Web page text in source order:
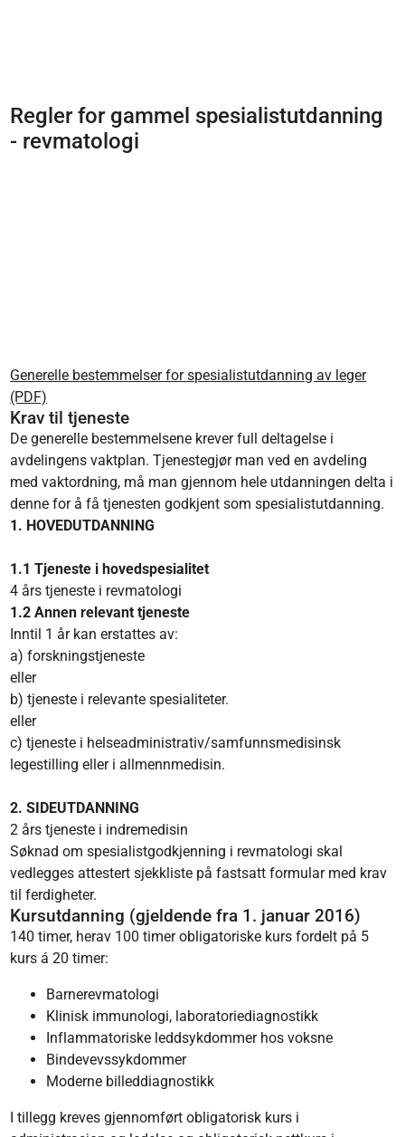
Regler for gammel spesialistutdanning
- revmatologi
Generelle bestemmelser for spesialistutdanning av leger
(PDF)
Krav til tjeneste
De generelle bestemmelsene krever full deltagelse i
avdelingens vaktplan. Tjenestegjør man ved en avdeling
med vaktordning, må man gjennom hele utdanningen delta i
denne for å få tjenesten godkjent som spesialistutdanning.
1. HOVEDUTDANNING
1.1 Tjeneste i hovedspesialitet
4 års tjeneste i revmatologi
1.2 Annen relevant tjeneste
Inntil 1 år kan erstattes av:
a) forskningstjeneste
eller
b) tjeneste i relevante spesialiteter.
eller
c) tjeneste i helseadministrativ/samfunnsmedisinsk
legestilling eller i allmennmedisin.
2. SIDEUTDANNING
2 års tjeneste i indremedisin
Søknad om spesialistgodkjenning i revmatologi skal
vedlegges attestert sjekkliste på fastsatt formular med krav
til ferdigheter.
Kursutdanning (gjeldende fra 1. januar 2016)
140 timer, herav 100 timer obligatoriske kurs fordelt på 5
kurs á 20 timer:
Barnerevmatologi
Klinisk immunologi, laboratoriediagnostikk
Inflammatoriske leddsykdommer hos voksne
Bindevevssykdommer
Moderne billeddiagnostikk
I tillegg kreves gjennomført obligatorisk kurs i